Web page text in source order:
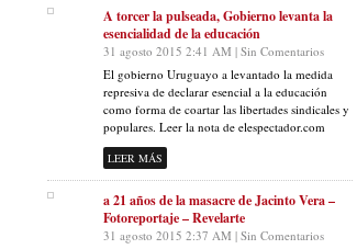
A torcer la pulseada, Gobierno levanta la
esencialidad de la educación
31 agosto 2015 2:41 AM | Sin Comentarios
El gobierno Uruguayo a levantado la medida
represiva de declarar esencial a la educación
como forma de coartar las libertades sindicales y
populares. Leer la nota de elespectador.com
LEER MÁS
a 21 años de la masacre de Jacinto Vera –
Fotoreportaje – Revelarte
31 agosto 2015 2:37 AM | Sin Comentarios